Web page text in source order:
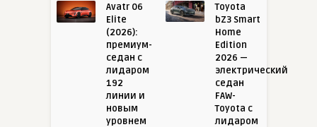
Avatr 06
Elite
(2026):
премиум-
седан с
лидаром
192
линии и
новым
уровнем
Toyota
bZ3 Smart
Home
Edition
2026 —
электрический
седан
FAW-
Toyota с
лидаром